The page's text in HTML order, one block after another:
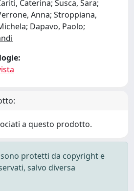
Caterina; Susca, Sara;
Anna; Stroppiana,
Dapavo, Paolo;
a questo prodotto.
protetti da copyright e
salvo diversa